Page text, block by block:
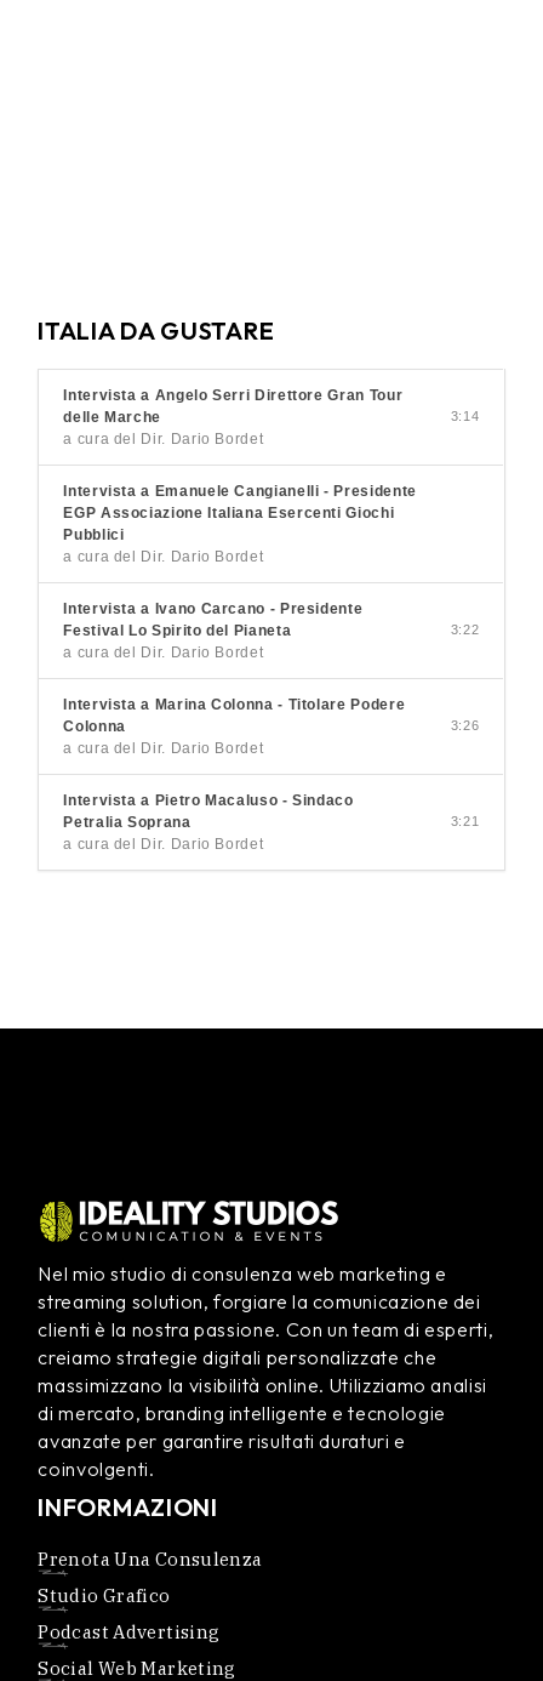
ITALIA DA GUSTARE
Intervista a Angelo Serri Direttore Gran Tour
delle Marche
a cura del Dir. Dario Bordet
3:14
Intervista a Emanuele Cangianelli - Presidente
EGP Associazione Italiana Esercenti Giochi
Pubblici
a cura del Dir. Dario Bordet
Intervista a Ivano Carcano - Presidente
Festival Lo Spirito del Pianeta
a cura del Dir. Dario Bordet
3:22
Intervista a Marina Colonna - Titolare Podere
Colonna
a cura del Dir. Dario Bordet
3:26
Intervista a Pietro Macaluso - Sindaco
Petralia Soprana
a cura del Dir. Dario Bordet
3:21
Nel mio studio di consulenza web marketing e
streaming solution, forgiare la comunicazione dei
clienti è la nostra passione. Con un team di esperti,
creiamo strategie digitali personalizzate che
massimizzano la visibilità online. Utilizziamo analisi
di mercato, branding intelligente e tecnologie
avanzate per garantire risultati duraturi e
coinvolgenti.
INFORMAZIONI
Prenota Una Consulenza
Studio Grafico
Podcast Advertising
Social Web Marketing